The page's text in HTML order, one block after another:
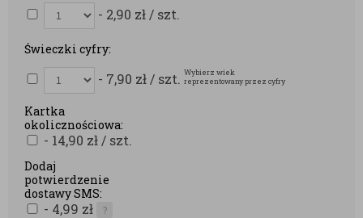
- 2,90 zł / szt.
Świeczki cyfry:
- 7,90 zł / szt. Wybierz wiek
reprezentowany przez cyfry
Kartka
okolicznościowa:
- 14,90 zł / szt.
Dodaj
potwierdzenie
dostawy SMS:
- 4,99 zł ?